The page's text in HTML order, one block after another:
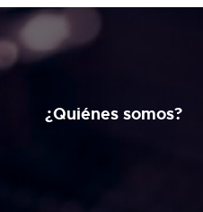
¿Quiénes somos?